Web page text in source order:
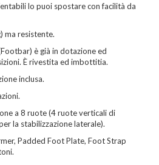
lo puoi spostare con facilità da
ma resistente.
è già in dotazione ed
È rivestita ed imbottitia.
inclusa.
a 8 ruote (4 ruote verticali di
la stabilizzazione laterale).
Padded Foot Plate, Foot Strap